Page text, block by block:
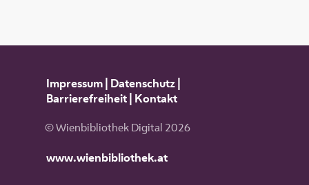
Impressum| Datenschutz|
Barrierefreiheit| Kontakt
© Wienbibliothek Digital 2026
www.wienbibliothek.at